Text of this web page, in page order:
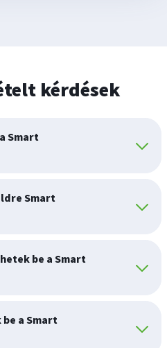
kérdések
Smart
be a Smart
a Smart